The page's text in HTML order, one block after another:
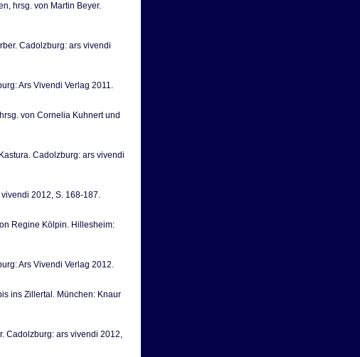
hrsg. von Martin Beyer.
Cadolzburg: ars vivendi
Ars Vivendi Verlag 2011.
von Cornelia Kuhnert und
Cadolzburg: ars vivendi
2012, S. 168-187.
Regine Kölpin. Hillesheim:
Ars Vivendi Verlag 2012.
ins Zillertal. München: Knaur
Cadolzburg: ars vivendi 2012,